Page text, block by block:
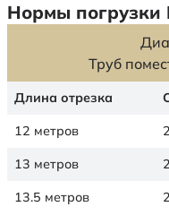
Нормы
Труб
Длина отрезка
12 метров
13 метров
13.5 метров